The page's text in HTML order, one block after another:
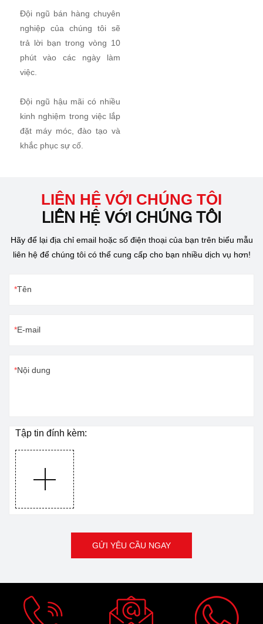
Đội ngũ bán hàng chuyên
nghiệp của chúng tôi sẽ
trả lời bạn trong vòng 10
phút vào các ngày làm
việc.
Đội ngũ hậu mãi có nhiều
kinh nghiệm trong việc lắp
đặt máy móc, đào tạo và
khắc phục sự cố.
LIÊN HỆ VỚI CHÚNG TÔI
LIÊN HỆ VỚI CHÚNG TÔI
Hãy để lại địa chỉ email hoặc số điện thoại của bạn trên biểu mẫu
liên hệ để chúng tôi có thể cung cấp cho bạn nhiều dịch vụ hơn!
Tên
E-mail
Nội dung
Tập tin đính kèm:
GỬI YÊU CẦU NGAY